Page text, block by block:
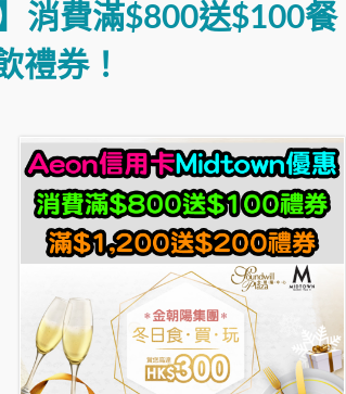
消費滿$800送$100餐
禮券！